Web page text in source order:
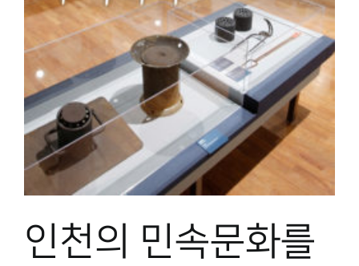
원문보기 PDF
박물관 홈페이지
인천의 민속문화를